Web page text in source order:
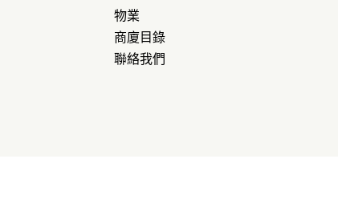
物業
商廈目錄
聯絡我們